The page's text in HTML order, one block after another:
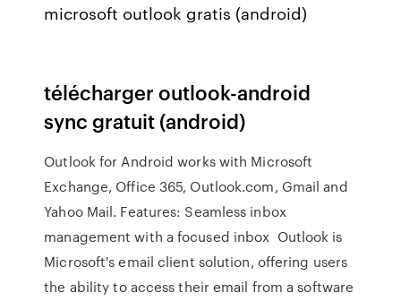
microsoft outlook gratis (android)
télécharger outlook-android
sync gratuit (android)
Outlook for Android works with Microsoft
Exchange, Office 365, Outlook.com, Gmail and
Yahoo Mail. Features: Seamless inbox
management with a focused inbox Outlook is
Microsoft's email client solution, offering users
the ability to access their email from a software